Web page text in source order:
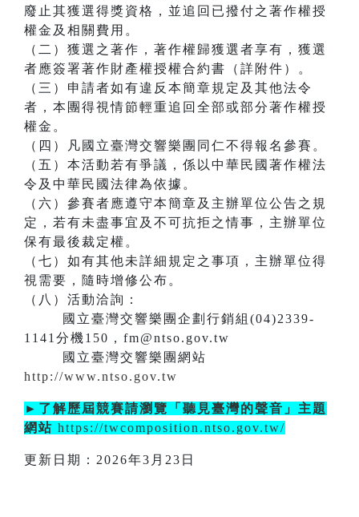
廢止其獲選得獎資格，並追回已撥付之著作權授
權金及相關費用。
（二）獲選之著作，著作權歸獲選者享有，獲選
者應簽署著作財產權授權合約書（詳附件）。
（三）申請者如有違反本簡章規定及其他法令
者，本團得視情節輕重追回全部或部分著作權授
權金。
（四）凡國立臺灣交響樂團同仁不得報名參賽。
（五）本活動若有爭議，係以中華民國著作權法
令及中華民國法律為依據。
（六）參賽者應遵守本簡章及主辦單位公告之規
定，若有未盡事宜及不可抗拒之情事，主辦單位
保有最後裁定權。
（七）如有其他未詳細規定之事項，主辦單位得
視需要，隨時增修公布。
（八）活動洽詢：
國立臺灣交響樂團企劃行銷組(04)2339-
1141分機150，fm@ntso.gov.tw
國立臺灣交響樂團網站
http://www.ntso.gov.tw
►了解歷屆競賽請瀏覽「聽見臺灣的聲音」主題
網站 https://twcomposition.ntso.gov.tw/
更新日期：2026年3月23日